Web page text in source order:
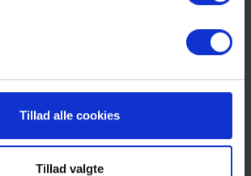
Tillad alle cookies
Tillad valgte
Chris går på scenen hos os, er
det med mere end 45 års
samlet erfaring fra den
rygsækken. Begge har i årevis
været blandt landets mest
markante standup komikere,